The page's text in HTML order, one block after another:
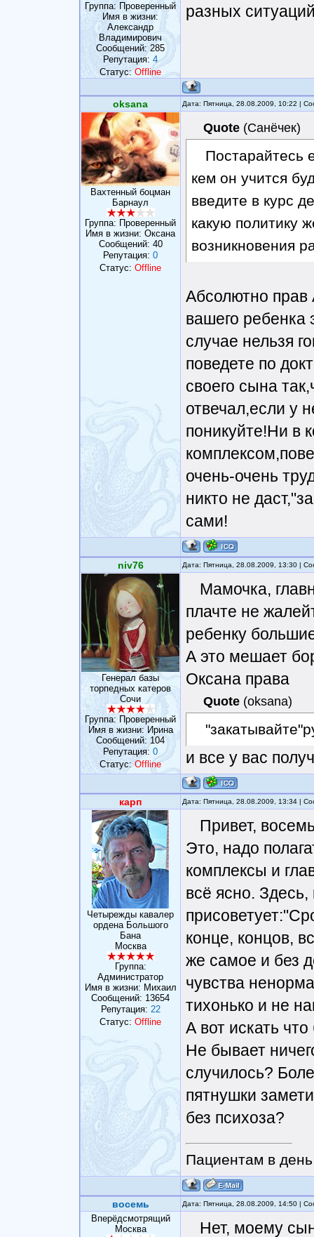
Группа: Проверенный
Имя в жизни:
Александр
Владимирович
Сообщений: 285
Репутация: 4
Статус:Offline
разных
oksana Дата: Пятница, 28.08.2009, 10:22 |
Вахтенный боцман
Барнаул
Группа: Проверенный
Имя в жизни: Оксана
Сообщений: 40
Репутация: 0
Статус: Offline
Quote (Санёчек)
Постарайтесь
кем он учится
введите в курс
какую политику
возникновения
Абсолютно прав
вашего ребенка
случае нельзя
поведете по
своего сына
отвечал,если у
поникуйте!Ни в
очень-очень
никто не
сами!
niv76 Дата: Пятница, 28.08.2009, 13:30 |
Генерал базы
торпедных катеров
Сочи
Группа: Проверенный
Имя в жизни: Ирина
Сообщений: 104
Репутация: 0
Статус:Offline
Мамочка,
плачте не
ребенку
А это мешает
Оксана права
Quote (oksana)
и все у вас
карп Дата: Пятница, 28.08.2009, 13:34 |
Четырежды кавалер
ордена Большого
Бана
Москва
Группа:
Администратор
Имя в жизни: Михаил
Сообщений: 13654
Репутация: 22
Статус: Offline
Привет,
Это, надо
комплексы и
всё ясно.
конце, концов,
же самое и без
чувства
тихонько и не
А вот искать
Не бывает
случилось?
пятнушки
без психоза?
Пациентам в
восемь Дата: Пятница, 28.08.2009, 14:50 |
Вперёдсмотрящий
Москва
Нет, моему